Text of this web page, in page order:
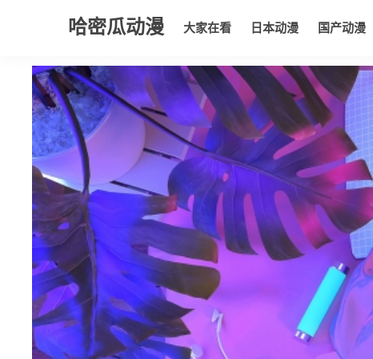
哈密瓜动漫 大家在看 日本动漫 国产动漫
大家在看 日本动漫 国产动漫 欧美动漫 动漫电影